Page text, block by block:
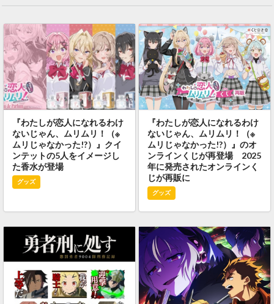
『わたしが恋人になれるわけ
ないじゃん、ムリムリ！（※
ムリじゃなかった!?）』クイ
ンテットの5人をイメージし
た香水が登場
グッズ
『わたしが恋人になれるわけ
ないじゃん、ムリムリ！（※
ムリじゃなかった!?）』のオ
ンラインくじが再登場 2025
年に発売されたオンラインく
じが再販に
グッズ